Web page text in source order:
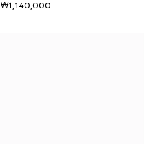
₩1,140,000